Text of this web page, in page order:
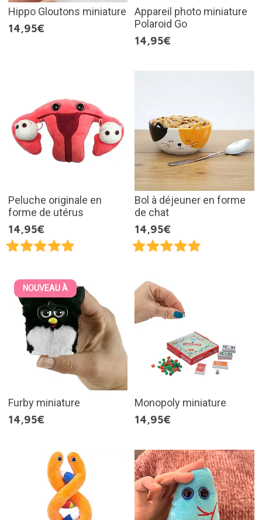
Hippo Gloutons miniature
14,95€
Appareil photo miniature
Polaroid Go
14,95€
Peluche originale en
forme de utérus
14,95€
Bol à déjeuner en forme
de chat
14,95€
NOUVEAU À
Furby miniature
14,95€
Monopoly miniature
14,95€